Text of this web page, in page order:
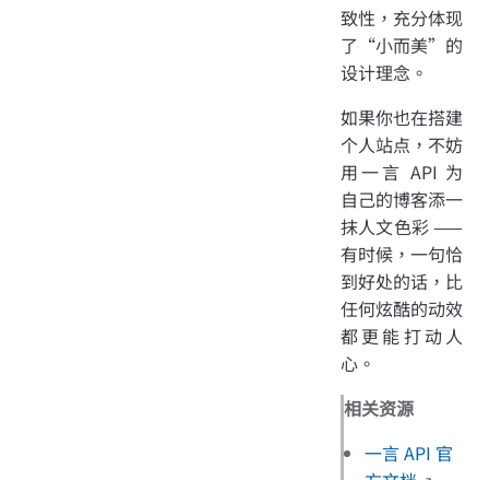
致性，充分体现
了“小而美”的
设计理念。
如果你也在搭建
个人站点，不妨
用一言 API 为
自己的博客添一
抹人文色彩 ——
有时候，一句恰
到好处的话，比
任何炫酷的动效
都更能打动人
心。
相关资源
一言 API 官